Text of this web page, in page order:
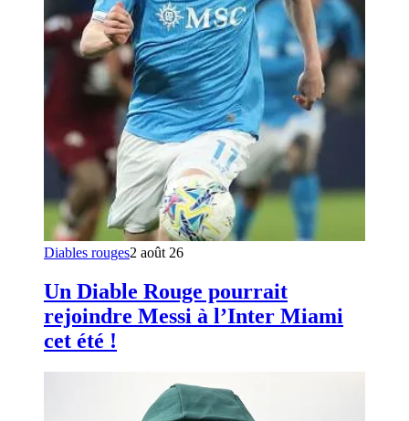
Diables rouges2 août 26
Un Diable Rouge pourrait
rejoindre Messi à l’Inter Miami
cet été !